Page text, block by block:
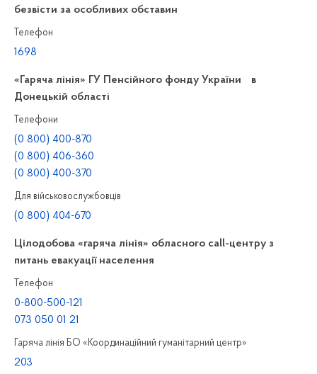
безвісти за особливих обставин
Телефон
1698
«Гаряча лінія» ГУ Пенсійного фонду України в
Донецькій області
Телефони
(0 800) 400-870
(0 800) 406-360
(0 800) 400-370
Для військовослужбовців
(0 800) 404-670
Цілодобова «гаряча лінія» обласного call-центру з
питань евакуації населення
Телефон
0-800-500-121
073 050 01 21
Гаряча лінія БО «Координаційний гуманітарний центр»
203